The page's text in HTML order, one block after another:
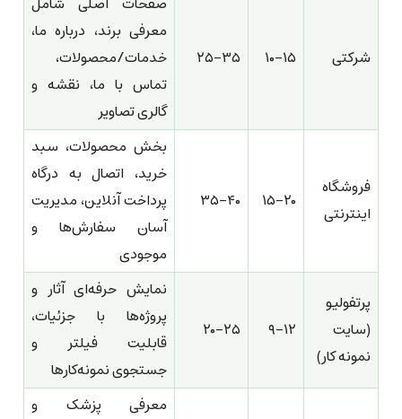
شرکتی ۱۰-۱۵ ۲۵-۳۵
معرفی برند، درباره ما،
خدمات/محصولات،
تماس با ما، نقشه و
گالری تصاویر
فروشگاه
اینترنتی
۱۵-۲۰ ۳۵-۴۰
بخش محصولات، سبد
خرید، اتصال به درگاه
پرداخت آنلاین، مدیریت
آسان سفارش‌ها و
موجودی
پرتفولیو
(سایت
نمونه کار)
۹-۱۲ ۲۰-۲۵
نمایش حرفه‌ای آثار و
پروژه‌ها با جزئیات،
قابلیت فیلتر و
جستجوی نمونه‌کارها
معرفی پزشک و